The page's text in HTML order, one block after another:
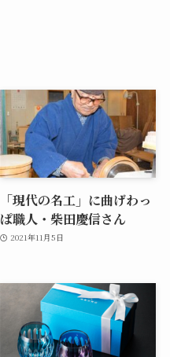
「現代の名工」に曲げわっ
ぱ職人・柴田慶信さん
2021年11月5日